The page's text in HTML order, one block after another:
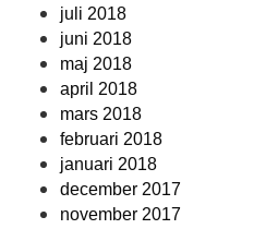
juli 2018
juni 2018
maj 2018
april 2018
mars 2018
februari 2018
januari 2018
december 2017
november 2017